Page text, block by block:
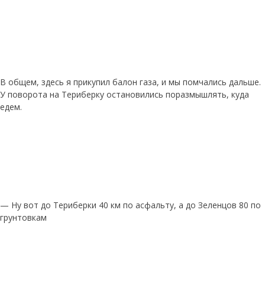
В общем, здесь я прикупил балон газа, и мы помчались дальше.
У поворота на Териберку остановились поразмышлять, куда
едем.
— Ну вот до Териберки 40 км по асфальту, а до Зеленцов 80 по
грунтовкам